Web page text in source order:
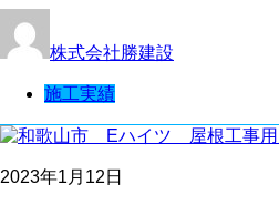
株式会社勝建設
施工実績
2023年1月12日